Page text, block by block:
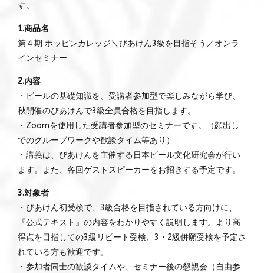
す。
1.商品名
第４期 ホッピンカレッジ＼びあけん3級を目指そう／オンラ
インセミナー
2.内容
・ビールの基礎知識を、受講者参加型で楽しみながら学び、
秋開催のびあけんで3級全員合格を目指します。
・Zoomを使用した受講者参加型のセミナーです。（顔出し
でのグループワークや歓談タイム等あり）
・講義は、びあけんを主催する日本ビール文化研究会が行い
ます。また、各回ゲストスピーカーをお招きする予定です。
3.対象者
・びあけん初受検で、3級合格を目指されている方向けに、
『公式テキスト』の内容をわかりやすく説明します。より高
得点を目指しての3級リピート受検、3・2級併願受検を予定さ
れている方も歓迎です。
・参加者同士の歓談タイムや、セミナー後の懇親会（自由参